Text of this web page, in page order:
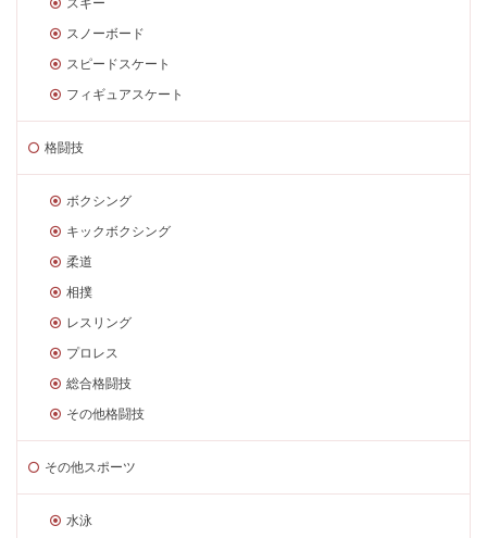
スノーボード
スピードスケート
フィギュアスケート
格闘技
ボクシング
キックボクシング
柔道
相撲
レスリング
プロレス
総合格闘技
その他格闘技
その他スポーツ
水泳